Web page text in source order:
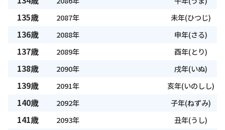
135歳 2087年 未年(ひつじ)
136歳 2088年 申年(さる)
137歳 2089年 酉年(とり)
138歳 2090年 戌年(いぬ)
139歳 2091年 亥年(いのしし)
140歳 2092年 子年(ねずみ)
141歳 2093年 丑年(うし)